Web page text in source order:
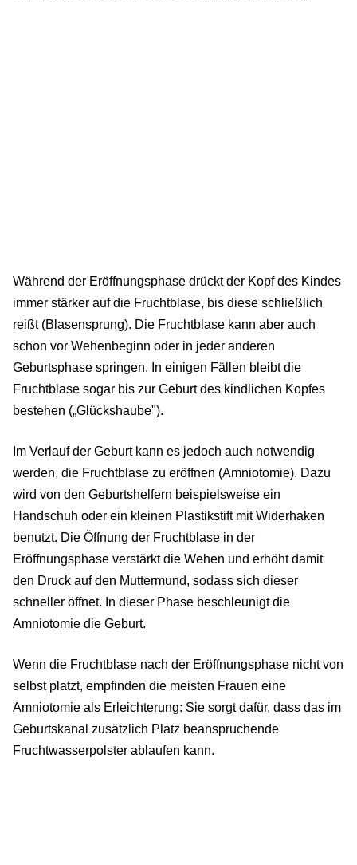
Während der Eröffnungsphase drückt der Kopf des Kindes
immer stärker auf die Fruchtblase, bis diese schließlich
reißt (Blasensprung). Die Fruchtblase kann aber auch
schon vor Wehenbeginn oder in jeder anderen
Geburtsphase springen. In einigen Fällen bleibt die
Fruchtblase sogar bis zur Geburt des kindlichen Kopfes
bestehen („Glückshaube").
Im Verlauf der Geburt kann es jedoch auch notwendig
werden, die Fruchtblase zu eröffnen (Amniotomie). Dazu
wird von den Geburtshelfern beispielsweise ein
Handschuh oder ein kleinen Plastikstift mit Widerhaken
benutzt. Die Öffnung der Fruchtblase in der
Eröffnungsphase verstärkt die Wehen und erhöht damit
den Druck auf den Muttermund, sodass sich dieser
schneller öffnet. In dieser Phase beschleunigt die
Amniotomie die Geburt.
Wenn die Fruchtblase nach der Eröffnungsphase nicht von
selbst platzt, empfinden die meisten Frauen eine
Amniotomie als Erleichterung: Sie sorgt dafür, dass das im
Geburtskanal zusätzlich Platz beanspruchende
Fruchtwasserpolster ablaufen kann.